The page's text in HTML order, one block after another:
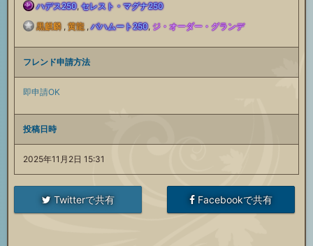
サ
ー
ト
召
性
ポ
ト
喚
性
サ
ポ
ー
属
性
ポ
ト
属
性
ポ
ー
性
サ
ポ
ハデス250,セレスト・マグナ250
サ
ポ
ー
黒麒麟 ,黄龍 ,バハムート250, ジ・オーダー・グランデ
フレンド申請方法
即申請OK
投稿日時
2025年11月2日 15:31
Twitterで共有 Facebookで共有